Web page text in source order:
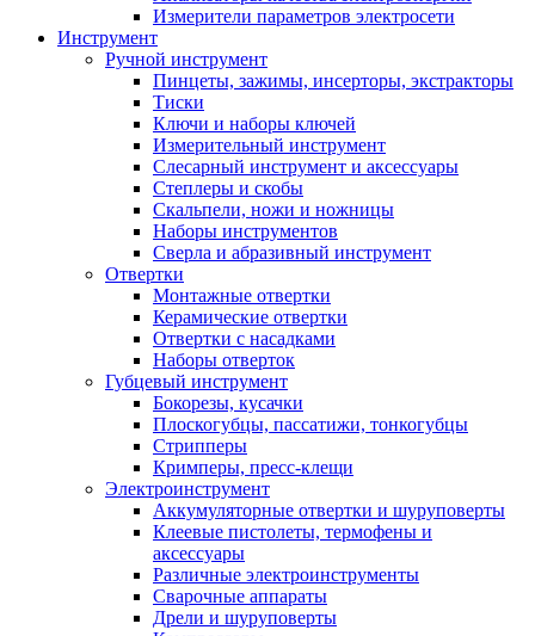
Измерители параметров электросети
Инструмент
Ручной инструмент
Пинцеты, зажимы, инсерторы, экстракторы
Тиски
Ключи и наборы ключей
Измерительный инструмент
Слесарный инструмент и аксессуары
Степлеры и скобы
Скальпели, ножи и ножницы
Наборы инструментов
Сверла и абразивный инструмент
Отвертки
Монтажные отвертки
Керамические отвертки
Отвертки с насадками
Наборы отверток
Губцевый инструмент
Бокорезы, кусачки
Плоскогубцы, пассатижи, тонкогубцы
Стрипперы
Кримперы, пресс-клещи
Электроинструмент
Аккумуляторные отвертки и шуруповерты
Клеевые пистолеты, термофены и
аксессуары
Различные электроинструменты
Сварочные аппараты
Дрели и шуруповерты